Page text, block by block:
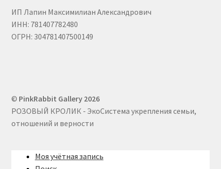
Степанова Юлия
Шувалова Анна
ЮЛЯ СЕЛИВЕРСТОВА / J.SELIVER
ИП Лапин Максимилиан Александрович
ИНН: 781407782480
ОГРН: 304781407500149
© PinkRabbit Gallery 2026
РОЗОВЫЙ КРОЛИК - ЭкоСистема укрепления семьи,
отношений и верности
Моя учётная запись